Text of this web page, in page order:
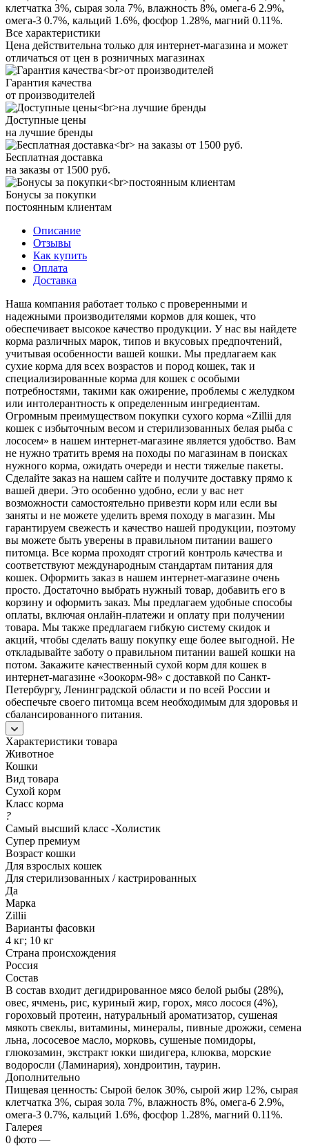
клетчатка 3%, сырая зола 7%, влажность 8%, омега-6 2.9%,
омега-3 0.7%, кальций 1.6%, фосфор 1.28%, магний 0.11%.
Все характеристики
Цена действительна только для интернет-магазина и может
отличаться от цен в розничных магазинах
Гарантия качества
от производителей
Доступные цены
на лучшие бренды
Бесплатная доставка
на заказы от 1500 руб.
Бонусы за покупки
постоянным клиентам
Описание
Отзывы
Как купить
Оплата
Доставка
Наша компания работает только с проверенными и
надежными производителями кормов для кошек, что
обеспечивает высокое качество продукции. У нас вы найдете
корма различных марок, типов и вкусовых предпочтений,
учитывая особенности вашей кошки. Мы предлагаем как
сухие корма для всех возрастов и пород кошек, так и
специализированные корма для кошек с особыми
потребностями, такими как ожирение, проблемы с желудком
или интолерантность к определенным ингредиентам.
Огромным преимуществом покупки сухого корма «Zillii для
кошек с избыточным весом и стерилизованных белая рыба с
лососем» в нашем интернет-магазине является удобство. Вам
не нужно тратить время на походы по магазинам в поисках
нужного корма, ожидать очереди и нести тяжелые пакеты.
Сделайте заказ на нашем сайте и получите доставку прямо к
вашей двери. Это особенно удобно, если у вас нет
возможности самостоятельно привезти корм или если вы
заняты и не можете уделить время походу в магазин. Мы
гарантируем свежесть и качество нашей продукции, поэтому
вы можете быть уверены в правильном питании вашего
питомца. Все корма проходят строгий контроль качества и
соответствуют международным стандартам питания для
кошек. Оформить заказ в нашем интернет-магазине очень
просто. Достаточно выбрать нужный товар, добавить его в
корзину и оформить заказ. Мы предлагаем удобные способы
оплаты, включая онлайн-платежи и оплату при получении
товара. Мы также предлагаем гибкую систему скидок и
акций, чтобы сделать вашу покупку еще более выгодной. Не
откладывайте заботу о правильном питании вашей кошки на
потом. Закажите качественный сухой корм для кошек в
интернет-магазине «Зоокорм-98» с доставкой по Санкт-
Петербургу, Ленинградской области и по всей России и
обеспечьте своего питомца всем необходимым для здоровья и
сбалансированного питания.
Характеристики товара
Животное
Кошки
Вид товара
Сухой корм
Класс корма
?
Самый высший класс -Холистик
Супер премиум
Возраст кошки
Для взрослых кошек
Для стерилизованных / кастрированных
Да
Марка
Zillii
Варианты фасовки
4 кг; 10 кг
Страна происхождения
Россия
Состав
В состав входит дегидрированное мясо белой рыбы (28%),
овес, ячмень, рис, куриный жир, горох, мясо лосося (4%),
гороховый протеин, натуральный ароматизатор, сушеная
мякоть свеклы, витамины, минералы, пивные дрожжи, семена
льна, лососевое масло, морковь, сушеные помидоры,
глюкозамин, экстракт юкки шидигера, клюква, морские
водоросли (Ламинария), хондроитин, таурин.
Дополнительно
Пищевая ценность: Сырой белок 30%, сырой жир 12%, сырая
клетчатка 3%, сырая зола 7%, влажность 8%, омега-6 2.9%,
омега-3 0.7%, кальций 1.6%, фосфор 1.28%, магний 0.11%.
Галерея
0 фото —